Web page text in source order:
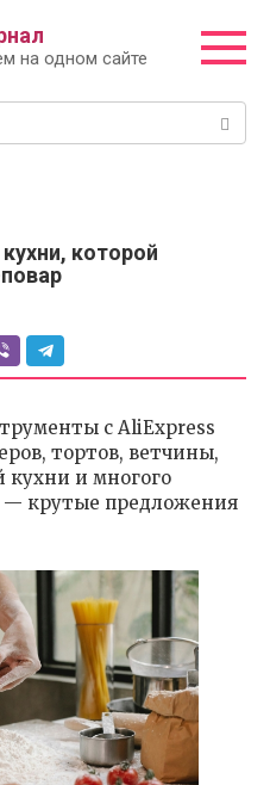
на одном сайте
которой
с AliExpress
тортов, ветчины,
кухни и многого
— крутые предложения